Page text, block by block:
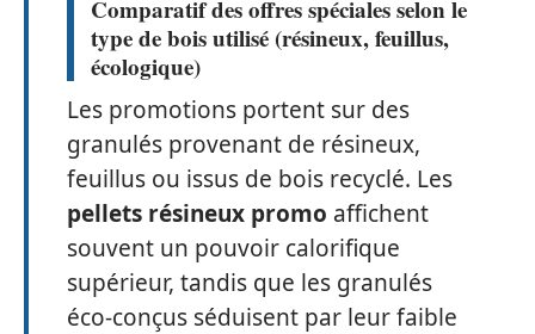
Comparatif des offres spéciales selon le
type de bois utilisé (résineux, feuillus,
écologique)
Les promotions portent sur des
granulés provenant de résineux,
feuillus ou issus de bois recyclé. Les
pellets résineux promo affichent
souvent un pouvoir calorifique
supérieur, tandis que les granulés
éco-conçus séduisent par leur faible